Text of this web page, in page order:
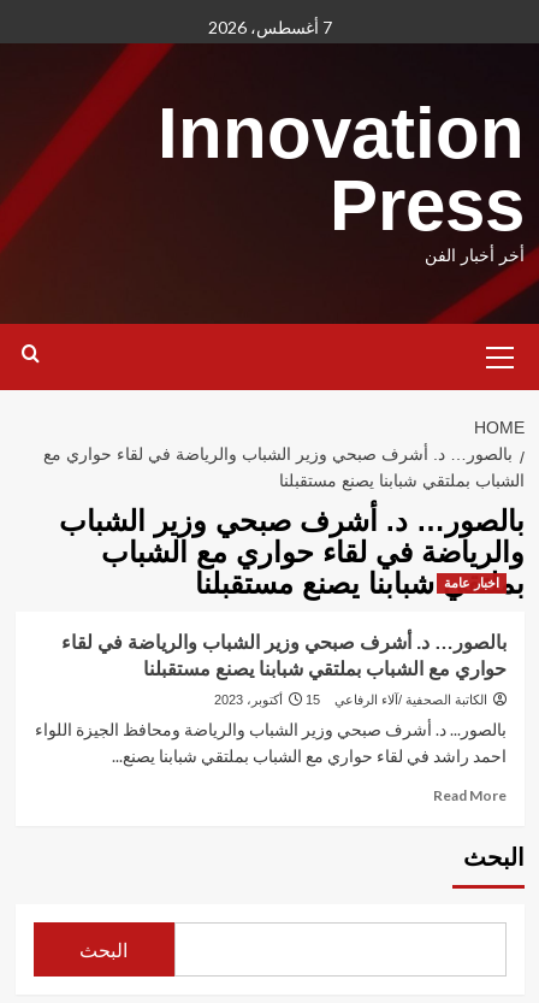
to
7 أغسطس، 2026
Innovation
Press
أخر أخبار الفن
Menu
HOME
بالصور… د. أشرف صبحي وزير الشباب والرياضة في لقاء حواري مع
الشباب بملتقي شبابنا يصنع مستقبلنا
بالصور… د. أشرف صبحي وزير الشباب
والرياضة في لقاء حواري مع الشباب
بملتقي شبابنا يصنع مستقبلنا
اخبار عامة
بالصور… د. أشرف صبحي وزير الشباب والرياضة في لقاء
حواري مع الشباب بملتقي شبابنا يصنع مستقبلنا
الكاتبة الصحفية /آلاء الرفاعي 15 أكتوبر، 2023
بالصور... د. أشرف صبحي وزير الشباب والرياضة ومحافظ الجيزة اللواء
احمد راشد في لقاء حواري مع الشباب بملتقي شبابنا يصنع...
Read More
صبحي
الشباب
البحث
البحث